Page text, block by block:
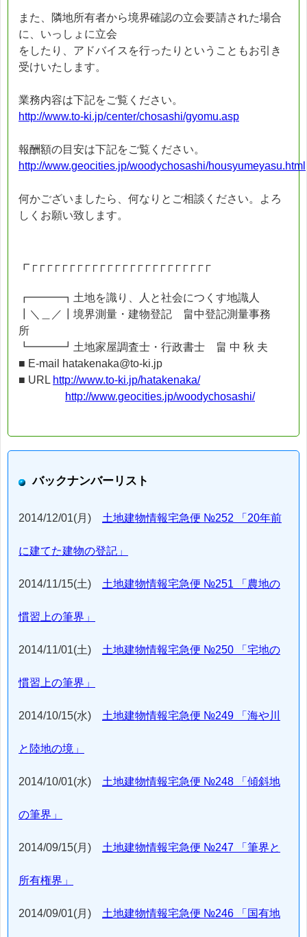
また、隣地所有者から境界確認の立会要請された場合
に、いっしょに立会
をしたり、アドバイスを行ったりということもお引き
受けいたします。
業務内容は下記をご覧ください。
http://www.to-ki.jp/center/chosashi/gyomu.asp
報酬額の目安は下記をご覧ください。
http://www.geocities.jp/woodychosashi/housyumeyasu.html
何かございましたら、何なりとご相談ください。よろ
しくお願い致します。
┏┌┌┌┌┌┌┌┌┌┌┌┌┌┌┌┌┌┌┌┌┌┌┌┌
┏━━━┓土地を識り、人と社会につくす地識人
┃＼＿／┃境界測量・建物登記 畠中登記測量事務
所
┗━━━┛土地家屋調査士・行政書士 畠 中 秋 夫
■ E-mail hatakenaka@to-ki.jp
■ URL http://www.to-ki.jp/hatakenaka/
http://www.geocities.jp/woodychosashi/
バックナンバーリスト
2014/12/01(月) 土地建物情報宅急便 №252 「20年前
に建てた建物の登記」
2014/11/15(土) 土地建物情報宅急便 №251 「農地の
慣習上の筆界」
2014/11/01(土) 土地建物情報宅急便 №250 「宅地の
慣習上の筆界」
2014/10/15(水) 土地建物情報宅急便 №249 「海や川
と陸地の境」
2014/10/01(水) 土地建物情報宅急便 №248 「傾斜地
の筆界」
2014/09/15(月) 土地建物情報宅急便 №247 「筆界と
所有権界」
2014/09/01(月) 土地建物情報宅急便 №246 「国有地